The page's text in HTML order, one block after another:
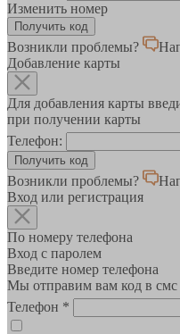
Изменить номер
Возникли проблемы?
Добавление карты
Для добавления карты
при получении карты
Телефон:
Возникли проблемы?
Вход или регистрация
По номеру телефона
Вход с паролем
Введите номер телефона
Мы отправим вам код в
Телефон *